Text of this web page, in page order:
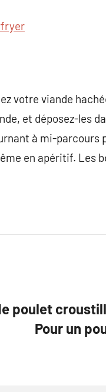
votre viande
et déposez-les
à mi-parcours
en apéritif. Les
poulet
Pour un